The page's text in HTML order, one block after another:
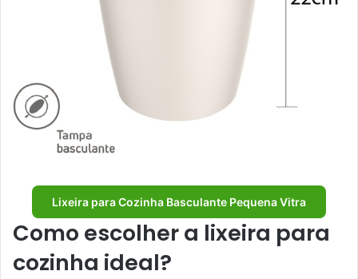
Lixeira para Cozinha Basculante Pequena Vitra
Como escolher a lixeira para
cozinha ideal?